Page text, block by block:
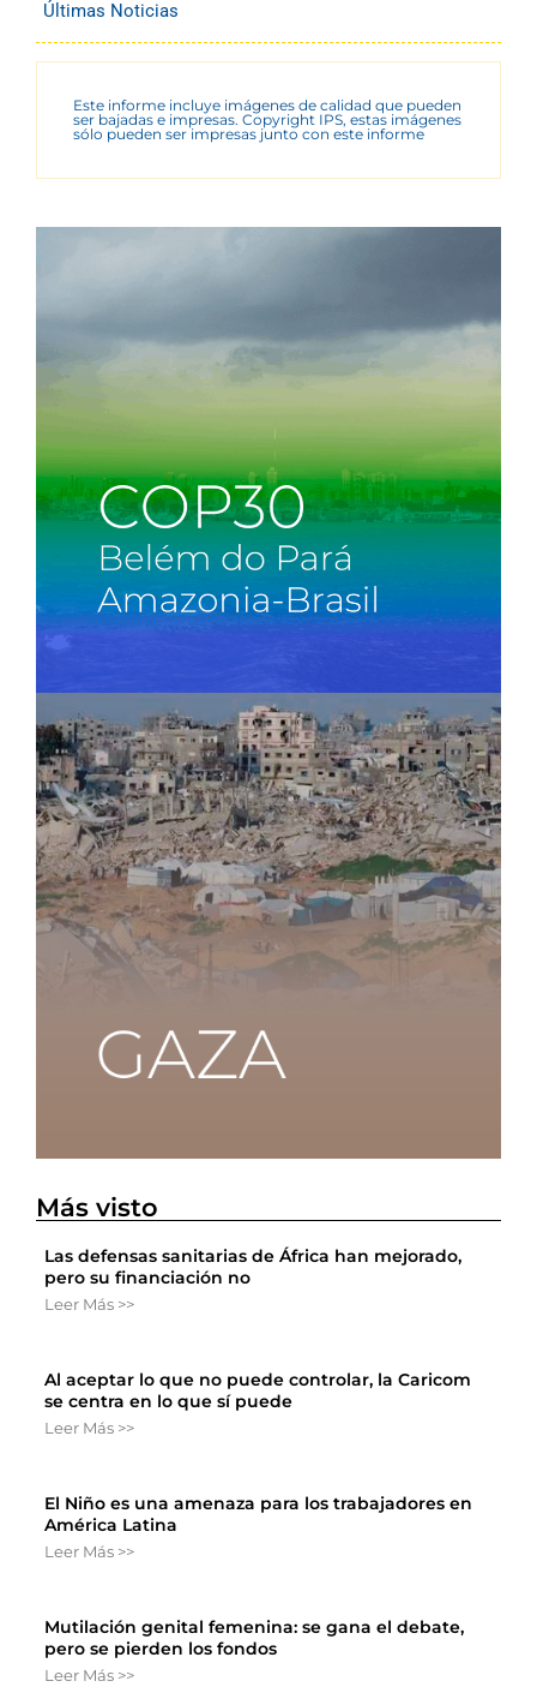
Últimas Noticias
Este informe incluye imágenes de calidad que pueden
ser bajadas e impresas. Copyright IPS, estas imágenes
sólo pueden ser impresas junto con este informe
Más visto
Las defensas sanitarias de África han mejorado,
pero su financiación no
Leer Más >>
Al aceptar lo que no puede controlar, la Caricom
se centra en lo que sí puede
Leer Más >>
El Niño es una amenaza para los trabajadores en
América Latina
Leer Más >>
Mutilación genital femenina: se gana el debate,
pero se pierden los fondos
Leer Más >>